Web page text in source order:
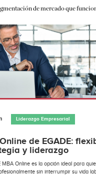
de mercado que
Liderazgo Empresarial
de EGADE:
y liderazgo
MBA Online es la opción ideal para
sin interrumpir su vida